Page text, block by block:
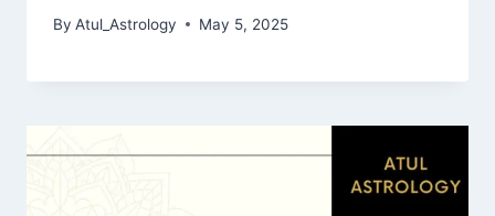
By Atul_Astrology May 5, 2025